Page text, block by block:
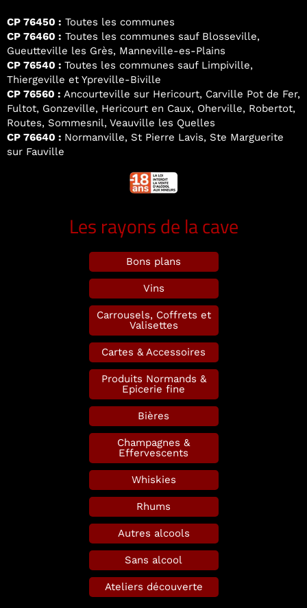
CP 76450 : Toutes les communes
CP 76460 : Toutes les communes sauf Blosseville,
Gueutteville les Grès, Manneville-es-Plains
CP 76540 : Toutes les communes sauf Limpiville,
Thiergeville et Ypreville-Biville
CP 76560 : Ancourteville sur Hericourt, Carville Pot de Fer,
Fultot, Gonzeville, Hericourt en Caux, Oherville, Robertot,
Routes, Sommesnil, Veauville les Quelles
CP 76640 : Normanville, St Pierre Lavis, Ste Marguerite
sur Fauville
Les rayons de la cave
Bons plans
Vins
Carrousels, Coffrets et
Valisettes
Cartes & Accessoires
Produits Normands &
Epicerie fine
Bières
Champagnes &
Effervescents
Whiskies
Rhums
Autres alcools
Sans alcool
Ateliers découverte